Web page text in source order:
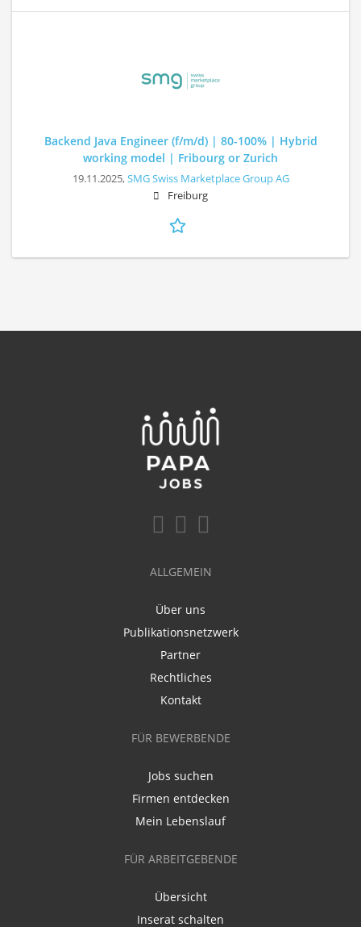
Backend Java Engineer (f/m/d) | 80-100% | Hybrid
working model | Fribourg or Zurich
19.11.2025,SMG Swiss Marketplace Group AG
Freiburg
ALLGEMEIN
Über uns
Publikationsnetzwerk
Partner
Rechtliches
Kontakt
FÜR BEWERBENDE
Jobs suchen
Firmen entdecken
Mein Lebenslauf
FÜR ARBEITGEBENDE
Übersicht
Inserat schalten